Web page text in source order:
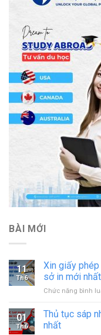
BÀI MỚI
11
Th6
Xin giấy
sở in mới nhất
Chức năng bình
01
Th6
Thủ tục sáp
nhất